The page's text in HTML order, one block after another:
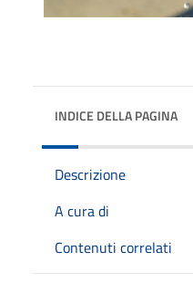
INDICE DELLA PAGINA
Descrizione
A cura di
Contenuti correlati